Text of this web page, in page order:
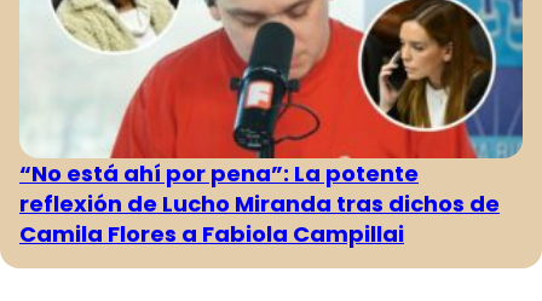
“No está ahí por pena”: La potente
reflexión de Lucho Miranda tras dichos de
Camila Flores a Fabiola Campillai